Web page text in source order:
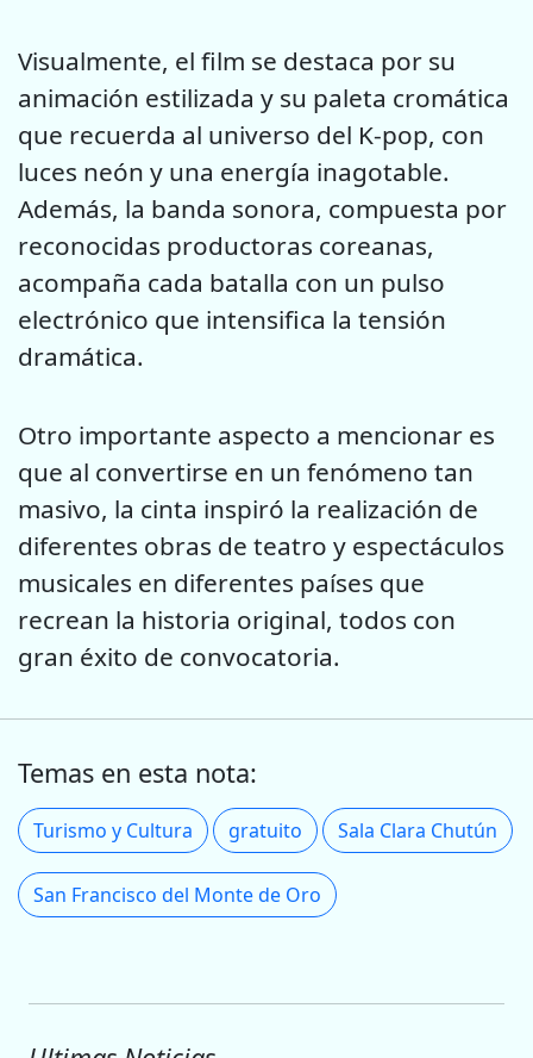
Visualmente, el film se destaca por su
animación estilizada y su paleta cromática
que recuerda al universo del K-pop, con
luces neón y una energía inagotable.
Además, la banda sonora, compuesta por
reconocidas productoras coreanas,
acompaña cada batalla con un pulso
electrónico que intensifica la tensión
dramática.
Otro importante aspecto a mencionar es
que al convertirse en un fenómeno tan
masivo, la cinta inspiró la realización de
diferentes obras de teatro y espectáculos
musicales en diferentes países que
recrean la historia original, todos con
gran éxito de convocatoria.
Temas en esta nota:
Turismo y Cultura gratuito Sala Clara Chutún
San Francisco del Monte de Oro